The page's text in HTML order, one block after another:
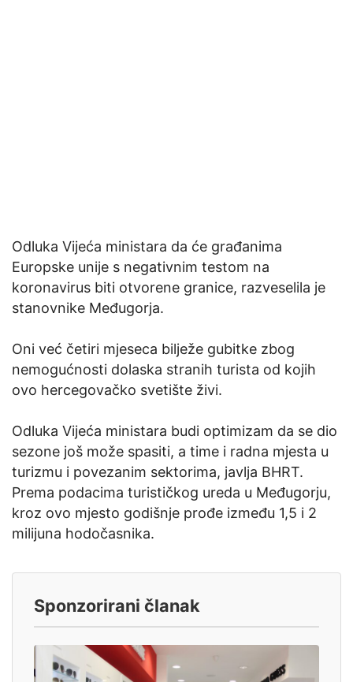
Odluka Vijeća ministara da će građanima
Europske unije s negativnim testom na
koronavirus biti otvorene granice, razveselila je
stanovnike Međugorja.
Oni već četiri mjeseca bilježe gubitke zbog
nemogućnosti dolaska stranih turista od kojih
ovo hercegovačko svetište živi.
Odluka Vijeća ministara budi optimizam da se dio
sezone još može spasiti, a time i radna mjesta u
turizmu i povezanim sektorima, javlja BHRT.
Prema podacima turističkog ureda u Međugorju,
kroz ovo mjesto godišnje prođe između 1,5 i 2
milijuna hodočasnika.
Sponzorirani članak